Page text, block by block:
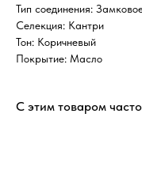
Тип соединения:
Селекция: Кантри
Тон: Коричневый
Покрытие: Масло
С этим товаром